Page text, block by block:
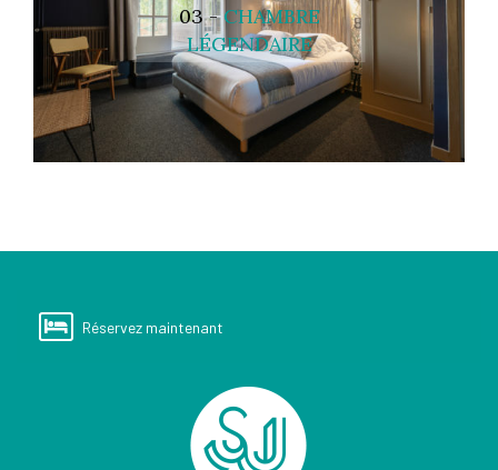
03 -CHAMBRE
LÉGENDAIRE
Réservez maintenant